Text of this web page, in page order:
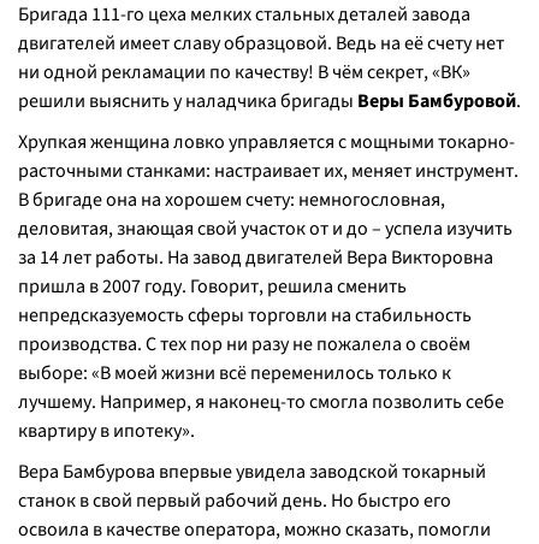
Бригада 111-го цеха мелких стальных деталей завода
двигателей имеет славу образцовой. Ведь на её счету нет
ни одной рекламации по качеству! В чём секрет, «ВК»
решили выяснить у наладчика бригады Веры Бамбуровой.
Хрупкая женщина ловко управляется с мощными токарно-
расточными станками: настраивает их, меняет инструмент.
В бригаде она на хорошем счету: немногословная,
деловитая, знающая свой участок от и до – успела изучить
за 14 лет работы. На завод двигателей Вера Викторовна
пришла в 2007 году. Говорит, решила сменить
непредсказуемость сферы торговли на стабильность
производства. С тех пор ни разу не пожалела о своём
выборе: «В моей жизни всё переменилось только к
лучшему. Например, я наконец-то смогла позволить себе
квартиру в ипотеку».
Вера Бамбурова впервые увидела заводской токарный
станок в свой первый рабочий день. Но быстро его
освоила в качестве оператора, можно сказать, помогли